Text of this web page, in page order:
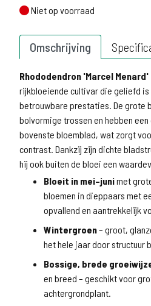
Niet op voorraad
Niet op voorraad
Omschrijving
Rhododendron 'Marcel Menard'
rijkbloeiende cultivar die geliefd is
betrouwbare prestaties. De grote
bolvormige trossen en hebben
bovenste bloemblad, wat zorgt
contrast. Dankzij zijn dichte
hij ook buiten de bloei een
Bloeit in mei–junimet
bloemen in dieppaars met
opvallend en aantrekkelijk
Wintergroen– groot,
het hele jaar door structuur
Bossige, brede
en breed – geschikt voor
achtergrondplant.